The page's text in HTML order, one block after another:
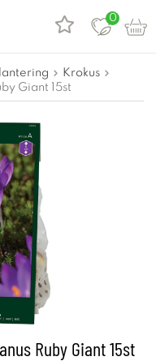
0
Krokus
Giant 15st
Ruby Giant 15st